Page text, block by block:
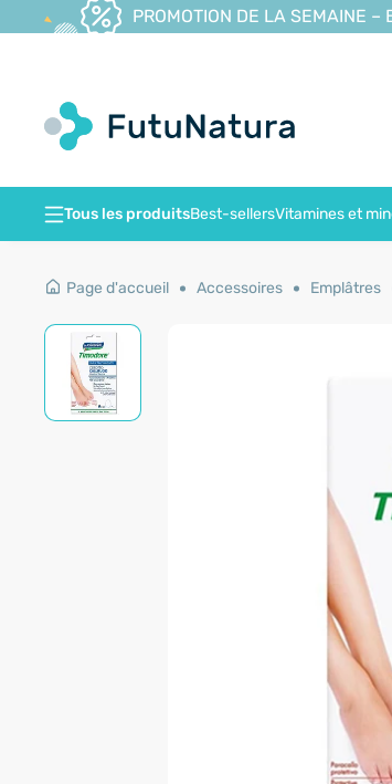
PROMOTION DE LA
Tous les produitsBest-sellersVitamines et
Page d'accueil Accessoires Emplâtres